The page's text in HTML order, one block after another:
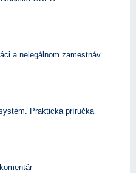
a nelegálnom zamestnáv...
Praktická príručka